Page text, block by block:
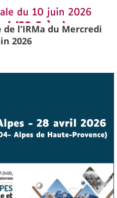
l’IRMa du Mercredi
2026